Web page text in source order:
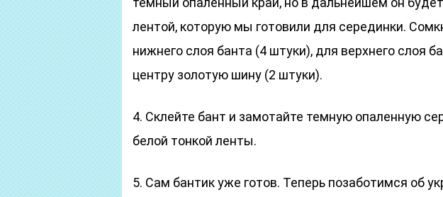
лентой, которую мы готовили для серединки.
нижнего слоя банта (4 штуки), для верхнего слоя
центру золотую шину (2 штуки).
4. Склейте бант и замотайте темную опаленную
белой тонкой ленты.
5. Сам бантик уже готов. Теперь позаботимся об